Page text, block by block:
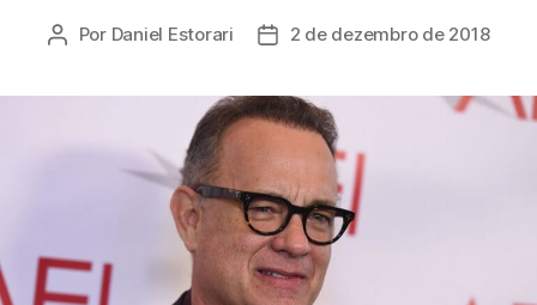
Autor
Por Daniel Estorari
Data2 de dezembro de 2018